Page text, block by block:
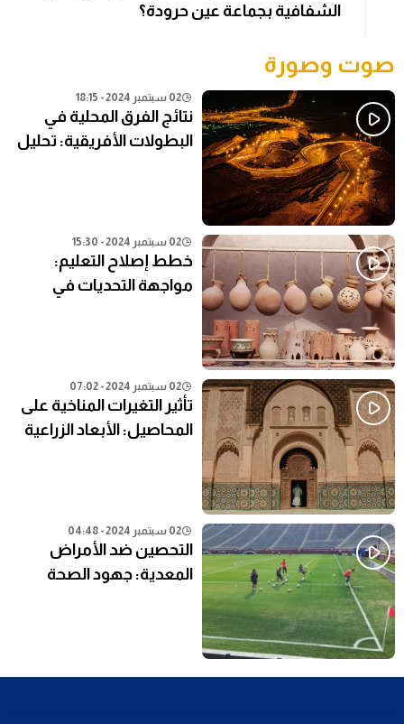
الشفافية بجماعة عين حرودة؟
صوت وصورة
02 سبتمبر 2024 - 18:15
نتائج الفرق المحلية في
البطولات الأفريقية: تحليل
02 سبتمبر 2024 - 15:30
خطط إصلاح التعليم:
مواجهة التحديات في
02 سبتمبر 2024 - 07:02
تأثير التغيرات المناخية على
المحاصيل: الأبعاد الزراعية
02 سبتمبر 2024 - 04:48
التحصين ضد الأمراض
المعدية: جهود الصحة